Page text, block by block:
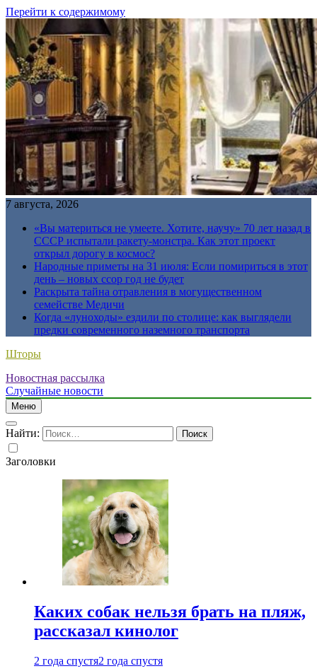
Перейти к содержимому
7 августа, 2026
«Вы материться не умеете. Хотите, научу» 70 лет назад в
СССР испытали ракету-монстра. Как этот проект
открыл дорогу в космос?
Народные приметы на 31 июля: Если помириться в этот
день – новых ссор год не будет
Раскрыта тайна отравления в могущественном
семействе Медичи
Когда «луноходы» ездили по столице: как выглядели
предки современного наземного транспорта
Шторы
Новостная рассылка
Случайные новости
Меню
Найти:
Заголовки
Каких собак нельзя брать на пляж,
рассказал кинолог
2 года спустя2 года спустя